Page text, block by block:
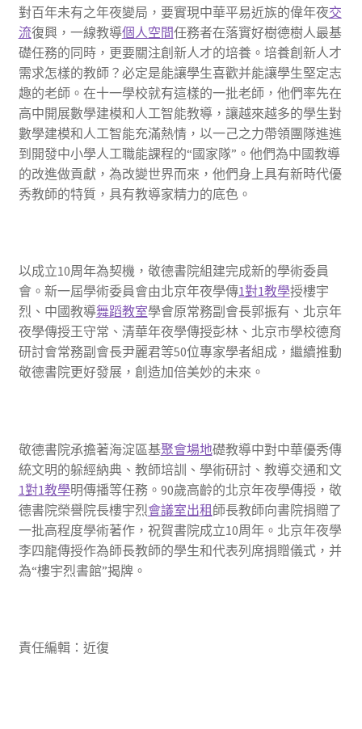
對百年未有之年夜變局，要實現中華平易近族的偉年夜交
流復興，一線教導個人空間任務者在落實好樹德樹人最基
礎任務的同時，更要關注創新人才的培養。培養創新人才
需求怎樣的教師？必定是能讓學生喜歡并能讓學生堅定志
趣的老師。在十一學校就有這樣的一批老師，他們率先在
高中開展數學建模和人工智能教導，讓越來越多的學生對
數學建模和人工智能充滿熱情，以一己之力帶領團隊進進
到開發中小學人工職能課程的“國家隊”。他們為中國教導
的改進做貢獻，為改變世界而來，他們身上具有新時代優
秀教師的特質，具有教導家精力的底色。
以成立10周年為契機，敬德書院組建完成新的學術委員
會。新一屆學術委員會由北京年夜學傳1對1教學授樓宇
烈、中國教導舞蹈教室學會原常務副會長郭振有、北京年
夜學傳授王守常、清華年夜學傳授彭林、北京市學校德育
研討會常務副會長尹麗君等50位專家學者組成，繼續推動
敬德書院更好發展，創造加倍美妙的未來。
敬德書院承擔著海淀區基聚會場地礎教導中對中華優秀傳
統文明的躲經納典、教師培訓、學術研討、教導交通和文
1對1教學明傳播等任務。90歲高齡的北京年夜學傳授，敬
德書院榮譽院長樓宇烈會議室出租師長教師向書院捐贈了
一批高程度學術著作，祝賀書院成立10周年。北京年夜學
李四龍傳授作為師長教師的學生和代表列席捐贈儀式，并
為“樓宇烈書館”揭牌。
責任編輯：近復